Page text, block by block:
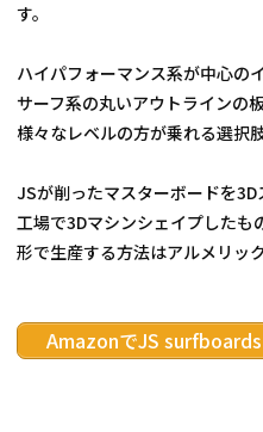
す。
ハイパフォーマンス系が中心の
サーフ系の丸いアウトラインの
様々なレベルの方が乗れる選択
JSが削ったマスターボードを
工場で3Dマシンシェイプしたも
形で生産する方法はアルメリッ
AmazonでJS